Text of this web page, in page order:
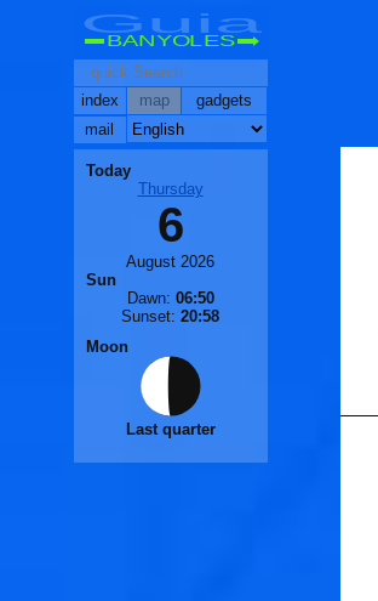
Guia
BANYOLES
index map
gadgets
mail
Today
Thursday
6
August 2026
Sun
Dawn: 06:50
Sunset: 20:58
Moon
Last quarter